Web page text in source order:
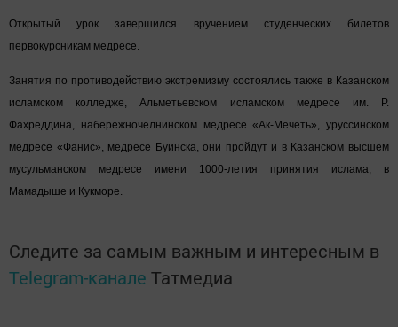
Открытый урок завершился вручением студенческих билетов
первокурсникам медресе.
Занятия по противодействию экстремизму состоялись также в Казанском
исламском колледже, Альметьевском исламском медресе им. Р.
Фахреддина, набережночелнинском медресе «Ак-Мечеть», уруссинском
медресе «Фанис», медресе Буинска, они пройдут и в Казанском высшем
мусульманском медресе имени 1000-летия принятия ислама, в
Мамадыше и Кукморе.
Следите за самым важным и интересным в
Telegram-канале Татмедиа